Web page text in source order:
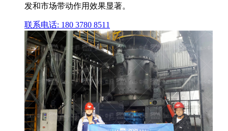
发和市场带动作用效果显著。
联系电话: 180 3780 8511